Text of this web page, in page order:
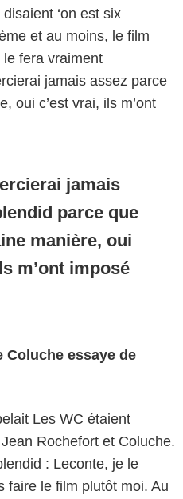
‘on est six
et au moins, le film
fera vraiment
jamais assez parce
oui c’est vrai, ils m’ont
jamais
parce que
manière, oui
m’ont imposé
Coluche essaye de
Les WC étaient
Rochefort et Coluche.
: Leconte, je le
faire le film plutôt moi. Au